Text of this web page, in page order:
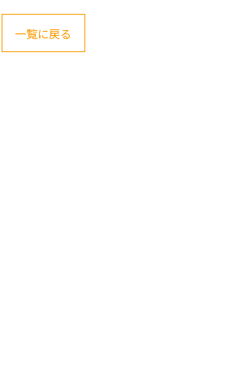
一覧に戻る